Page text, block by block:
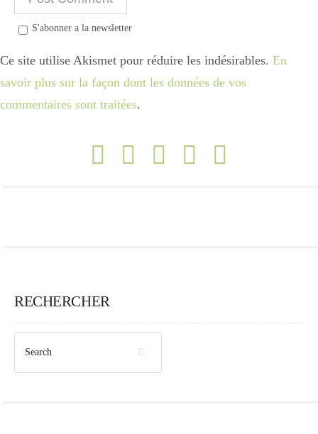
S'abonner a la newsletter
Ce site utilise Akismet pour réduire les indésirables. En
savoir plus sur la façon dont les données de vos
commentaires sont traitées.
RECHERCHER